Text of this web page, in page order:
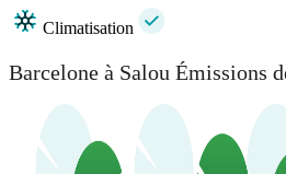
Climatisation
Barcelone à Salou Émissions